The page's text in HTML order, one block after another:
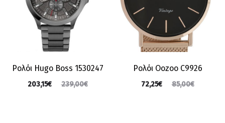
Ρολόι Hugo Boss 1530247
239,00€
203,15€
Ρολόι Oozoo C9926
85,00€
72,25€